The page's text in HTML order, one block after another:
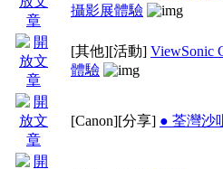
攝影展體驗
[其他][活動] ViewSonic
體驗
[Canon][分享] ● 荃灣沙